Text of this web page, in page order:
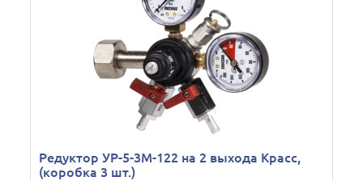
Редуктор УР-5-3М-122 на 2 выхода Красс,
(коробка 3 шт.)